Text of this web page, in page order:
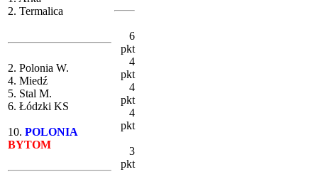
2. Termalica
2. Polonia W.
4. Miedź
5. Stal M.
6. Łódzki KS
10. POLONIA
BYTOM
6
pkt
4
pkt
4
pkt
4
pkt
3
pkt